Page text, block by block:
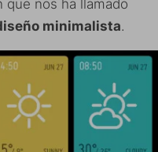
que nos ha llamado
minimalista.